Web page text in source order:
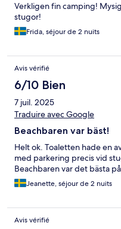
Verkligen fin camping!
stugor!
Frida, séjour de 2 nuits
Avis vérifié
6/10 Bien
7 juil. 2025
Traduire avec Google
Beachbaren var bäst!
Helt ok. Toaletten hade en
med parkering precis vid
Beachbaren var det bästa
Jeanette, séjour de 2 nuits
Avis vérifié